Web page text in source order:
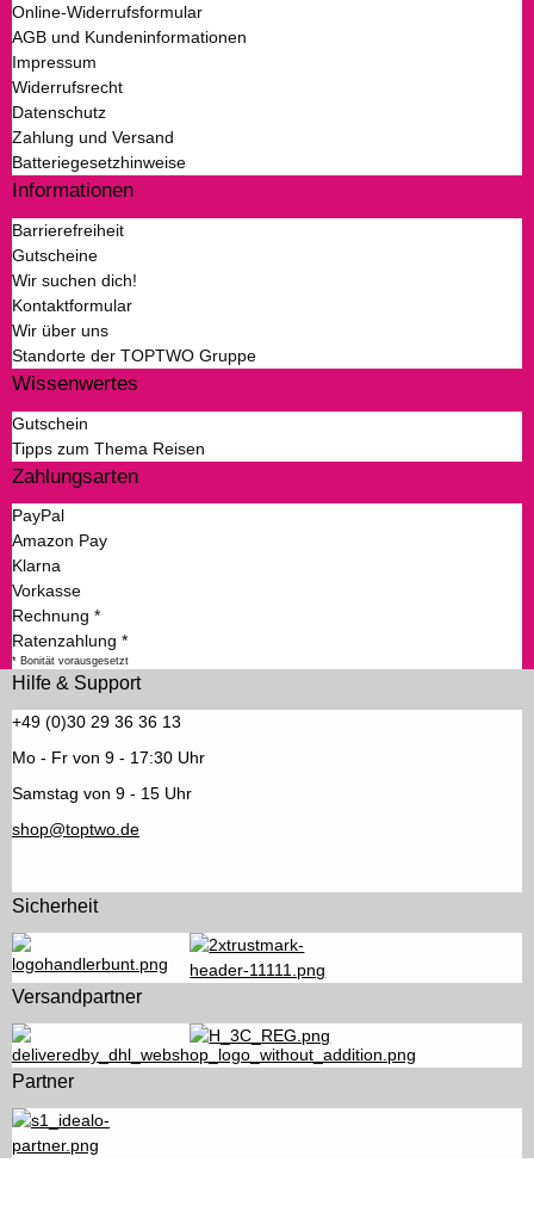
Online-Widerrufsformular
AGB und Kundeninformationen
Impressum
Widerrufsrecht
Datenschutz
Zahlung und Versand
Batteriegesetzhinweise
Informationen
Barrierefreiheit
Gutscheine
Wir suchen dich!
Kontaktformular
Wir über uns
Standorte der TOPTWO Gruppe
Wissenwertes
Gutschein
Tipps zum Thema Reisen
Zahlungsarten
PayPal
Amazon Pay
Klarna
Vorkasse
Rechnung *
Ratenzahlung *
* Bonität vorausgesetzt
Hilfe & Support
+49 (0)30 29 36 36 13
Mo - Fr von 9 - 17:30 Uhr
Samstag von 9 - 15 Uhr
shop@toptwo.de
Sicherheit
Versandpartner
Partner